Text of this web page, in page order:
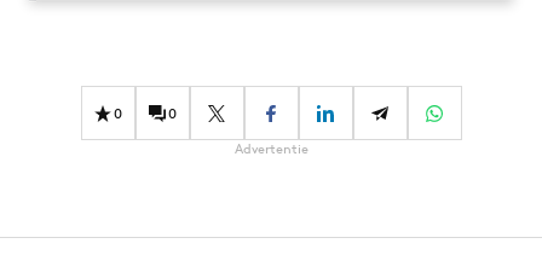
Effectiviteit
Gedragsverandering
Martech
0 0
Advertentie